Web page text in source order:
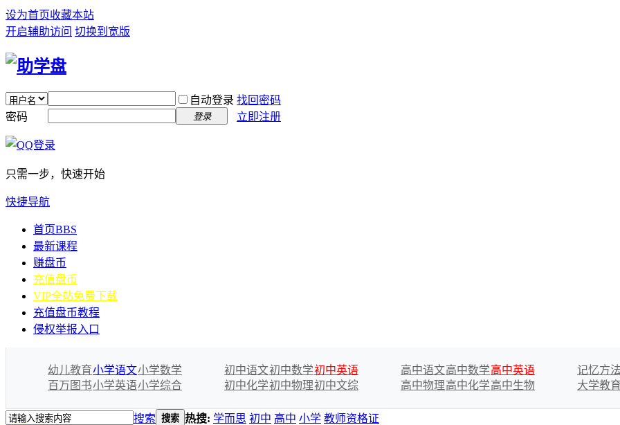
设为首页收藏本站
开启辅助访问 切换到宽版
自动登录 找回密码
密码
登录 立即注册
只需一步，快速开始
快捷导航
首页BBS
最新课程
赚盘币
充值盘币
VIP全站免费下载
充值盘币教程
侵权举报入口
幼儿教育小学语文小学数学
百万图书小学英语小学综合
初中语文初中数学初中英语
初中化学初中物理初中文综
高中语文高中数学高中英语
高中物理高中化学高中生物
记忆方法
大学教育
搜索 搜索 热搜: 学而思 初中 高中 小学 教师资格证